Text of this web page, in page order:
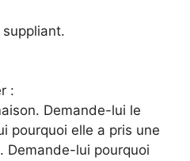
suppliant.
:
Demande-lui le
pourquoi elle a pris une
Demande-lui pourquoi